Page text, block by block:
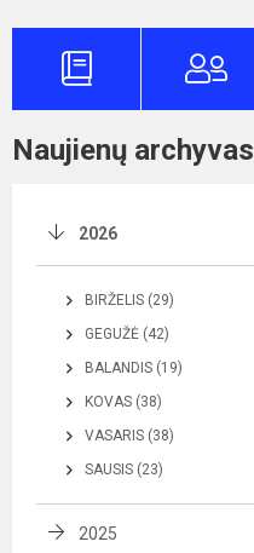
Naujienų archyvas
2026
BIRŽELIS (29)
GEGUŽĖ (42)
BALANDIS (19)
KOVAS (38)
VASARIS (38)
SAUSIS (23)
2025